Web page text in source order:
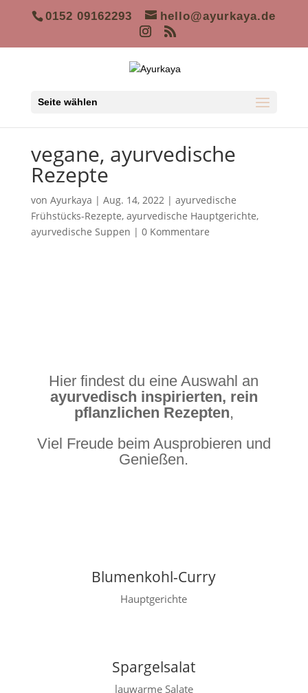
0152 09162293 hello@ayurkaya.de
Seite wählen
vegane, ayurvedische
Rezepte
von Ayurkaya | Aug. 14, 2022| ayurvedische
Frühstücks-Rezepte, ayurvedische Hauptgerichte,
ayurvedische Suppen | 0 Kommentare
Hier findest du eine Auswahl an
ayurvedisch inspirierten, rein
pflanzlichen Rezepten,
Viel Freude beim Ausprobieren und
Genießen.
Blumenkohl-Curry
Hauptgerichte
Spargelsalat
lauwarme Salate